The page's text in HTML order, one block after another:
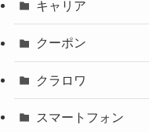
キャリア
クーポン
クラロワ
スマートフォン